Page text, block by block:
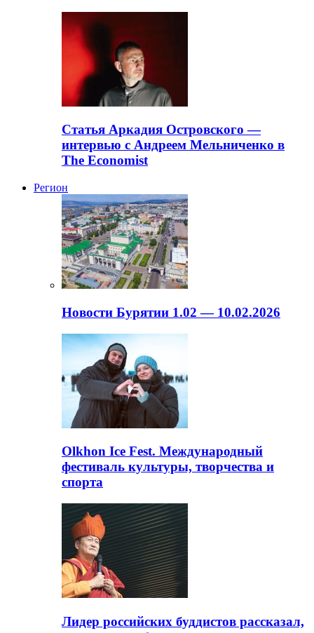
Статья Аркадия Островского —
интервью с Андреем Мельниченко в
The Economist
Регион
Новости Бурятии 1.02 — 10.02.2026
Olkhon Ice Fest. Международный
фестиваль культуры, творчества и
спорта
Лидер российских буддистов рассказал,